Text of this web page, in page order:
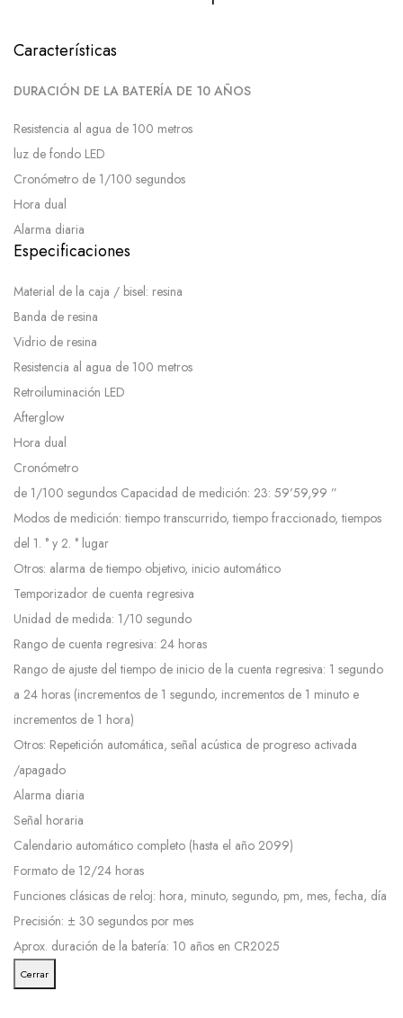
Características
DURACIÓN DE LA BATERÍA DE 10 AÑOS
Resistencia al agua de 100 metros
luz de fondo LED
Cronómetro de 1/100 segundos
Hora dual
Alarma diaria
Especificaciones
Material de la caja / bisel: resina
Banda de resina
Vidrio de resina
Resistencia al agua de 100 metros
Retroiluminación LED
Afterglow
Hora dual
Cronómetro
de 1/100 segundos Capacidad de medición: 23: 59’59,99 ”
Modos de medición: tiempo transcurrido, tiempo fraccionado, tiempos
del 1. ° y 2. ° lugar
Otros: alarma de tiempo objetivo, inicio automático
Temporizador de cuenta regresiva
Unidad de medida: 1/10 segundo
Rango de cuenta regresiva: 24 horas
Rango de ajuste del tiempo de inicio de la cuenta regresiva: 1 segundo
a 24 horas (incrementos de 1 segundo, incrementos de 1 minuto e
incrementos de 1 hora)
Otros: Repetición automática, señal acústica de progreso activada
/apagado
Alarma diaria
Señal horaria
Calendario automático completo (hasta el año 2099)
Formato de 12/24 horas
Funciones clásicas de reloj: hora, minuto, segundo, pm, mes, fecha, día
Precisión: ± 30 segundos por mes
Aprox. duración de la batería: 10 años en CR2025
Cerrar